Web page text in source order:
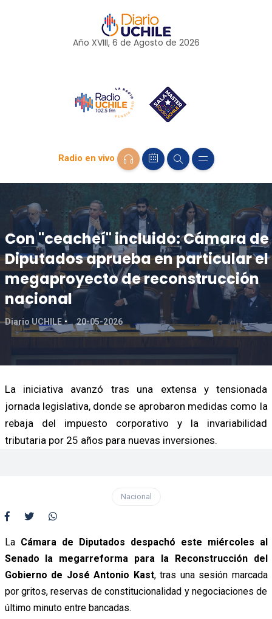
Año XVIII, 6 de Agosto de 2026
Radio en vivo
Con "ceacheí" incluido: Cámara de
Diputados aprueba en particular el
megaproyecto de reconstrucción
nacional
Diario UCHILE 20-05-2026
La iniciativa avanzó tras una extensa y tensionada
jornada legislativa, donde se aprobaron medidas como la
rebaja del impuesto corporativo y la invariabilidad
tributaria por 25 años para nuevas inversiones.
Nacional
La Cámara de Diputados despachó este miércoles al
Senado la megarreforma para la Reconstrucción del
Gobierno de José Antonio Kast, tras una sesión marcada
por gritos, reservas de constitucionalidad y negociaciones de
último minuto entre bancadas.